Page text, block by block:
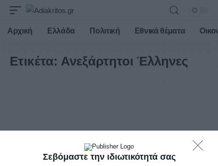
Σεβόμαστε την ιδιωτικότητά σας
Αρχική Ελλάδα Πολιτική Εθνικά θέματα
Ετικέτα: Ανεξάρτητοι Έλληνες